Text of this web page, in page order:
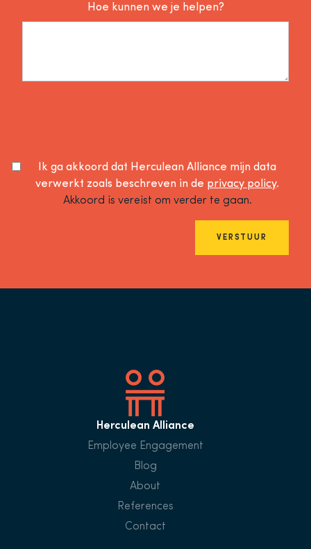
Hoe kunnen we je helpen?
Ik ga akkoord dat Herculean Alliance mijn data
verwerkt zoals beschreven in de privacy policy.
Akkoord is vereist om verder te gaan.
VERSTUUR
Herculean Alliance
Employee Engagement
Blog
About
References
Contact